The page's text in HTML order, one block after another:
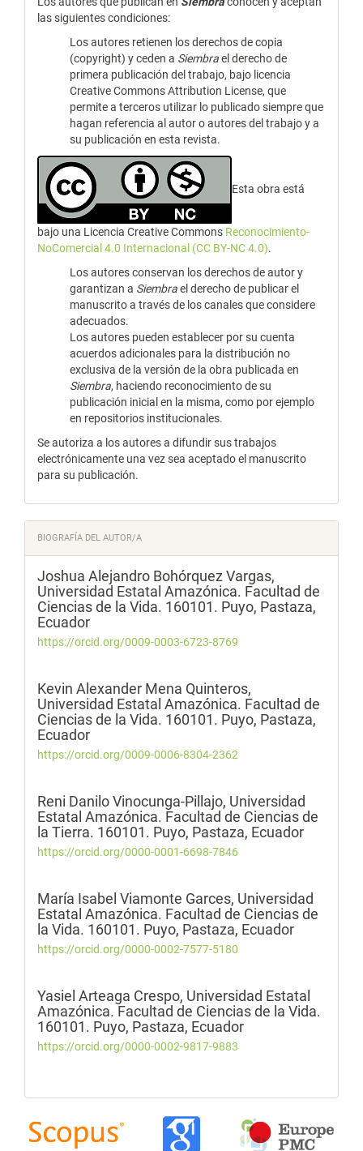
las siguientes condiciones:
Los autores retienen los derechos de copia
(copyright) y ceden a Siembrael derecho de
primera publicación del trabajo, bajo licencia
Creative Commons Attribution License, que
permite a terceros utilizar lo publicado siempre que
hagan referencia al autor o autores del trabajo y a
su publicación en esta revista.
Esta obra está
bajo una Licencia Creative Commons Reconocimiento-
NoComercial 4.0 Internacional (CC BY-NC 4.0).
Los autores conservan los derechos de autor y
garantizan a Siembrael derecho de publicar el
manuscrito a través de los canales que considere
adecuados.
Los autores pueden establecer por su cuenta
acuerdos adicionales para la distribución no
exclusiva de la versión de la obra publicada en
Siembra, haciendo reconocimiento de su
publicación inicial en la misma, como por ejemplo
en repositorios institucionales.
Se autoriza a los autores a difundir sus trabajos
electrónicamente una vez sea aceptado el manuscrito
para su publicación.
BIOGRAFÍA DEL AUTOR/A
Joshua Alejandro Bohórquez Vargas,
Universidad Estatal Amazónica. Facultad de
Ciencias de la Vida. 160101. Puyo, Pastaza,
Ecuador
https://orcid.org/0009-0003-6723-8769
Kevin Alexander Mena Quinteros,
Universidad Estatal Amazónica. Facultad de
Ciencias de la Vida. 160101. Puyo, Pastaza,
Ecuador
https://orcid.org/0009-0006-8304-2362
Reni Danilo Vinocunga-Pillajo, Universidad
Estatal Amazónica. Facultad de Ciencias de
la Tierra. 160101. Puyo, Pastaza, Ecuador
https://orcid.org/0000-0001-6698-7846
María Isabel Viamonte Garces, Universidad
Estatal Amazónica. Facultad de Ciencias de
la Vida. 160101. Puyo, Pastaza, Ecuador
https://orcid.org/0000-0002-7577-5180
Yasiel Arteaga Crespo, Universidad Estatal
Amazónica. Facultad de Ciencias de la Vida.
160101. Puyo, Pastaza, Ecuador
https://orcid.org/0000-0002-9817-9883